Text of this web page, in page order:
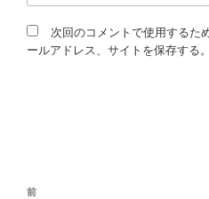
次回のコメントで使用するた
ールアドレス、サイトを保存する。
投
過
前